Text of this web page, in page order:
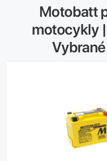
Motobatt
motocykly